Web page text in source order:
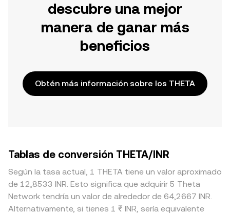
descubre una mejor
manera de ganar más
beneficios
Obtén más información sobre los THETA
Tablas de conversión THETA/INR
Según la tasa actual, 1 THETA tiene un valor aproximado
de 12,8533 INR. Esto significa que adquirir 5 Theta
Network tendría un valor de alrededor de 64,2667 INR.
Alternativamente, si tienes 1 ₹ INR, sería equivalente